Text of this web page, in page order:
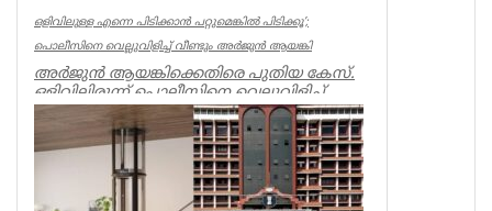
ഒളിവിലുള്ള എന്നെ പിടിക്കാൻ പറ്റുമെങ്കിൽ പിടിക്കൂ’;
പൊലീസിനെ വെല്ലുവിളിച്ച് വീണ്ടും അർജുൻ ആയങ്കി
അർജുൻ ആയങ്കിക്കെതിരെ പുതിയ കേസ്.
ഒളിവിലിരുന്ന് പൊലീസിനെ വെല്ലുവിളിച്ച്
ഭീഷണിപ്പെടുത്തിയതിനാണ് കേസ്....
Kerala